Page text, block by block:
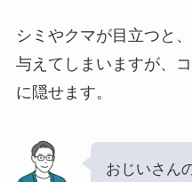
シミやクマが目立つと
与えてしまいますが、
に隠せます。
おじいさん